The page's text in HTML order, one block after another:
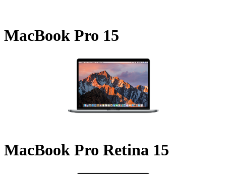
MacBook Pro 15
MacBook Pro Retina 15